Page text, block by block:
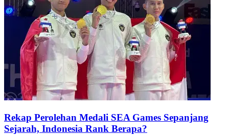
Rekap Perolehan Medali SEA Games Sepanjang
Sejarah, Indonesia Rank Berapa?